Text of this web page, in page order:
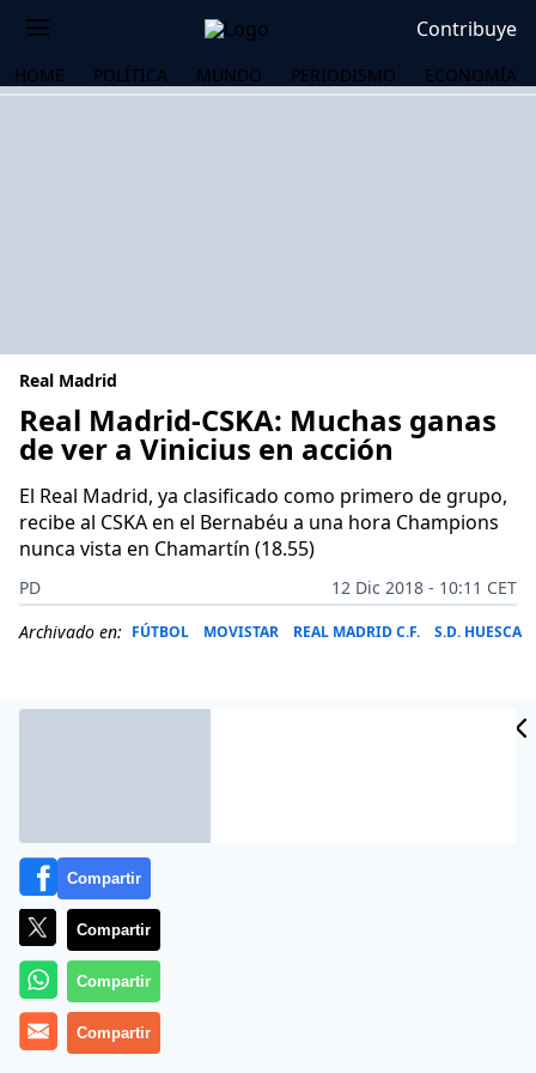
Contribuye
HOME POLÍTICA MUNDO PERIODISMO ECONOMÍA
Real Madrid
Real Madrid-CSKA: Muchas ganas
de ver a Vinicius en acción
El Real Madrid, ya clasificado como primero de grupo,
recibe al CSKA en el Bernabéu a una hora Champions
nunca vista en Chamartín (18.55)
PD
12 Dic 2018 - 10:11 CET
Archivado en: FÚTBOL MOVISTAR REAL MADRID C.F. S.D. HUESCA
Se respira cierta ilusión entre los aficionados,
Madrid-CSKA que se juega hoy en el Bernabéu no
Compartir
Compartir
Compartir
Compartir